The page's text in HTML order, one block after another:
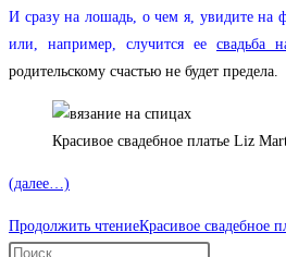
И сразу на лошадь, о чем я, увидите
или, например, случится ее свадьба
родительскому счастью не будет предела.
Красивое свадебное платье Liz
(далее…)
Продолжить чтениеКрасивое свадебное